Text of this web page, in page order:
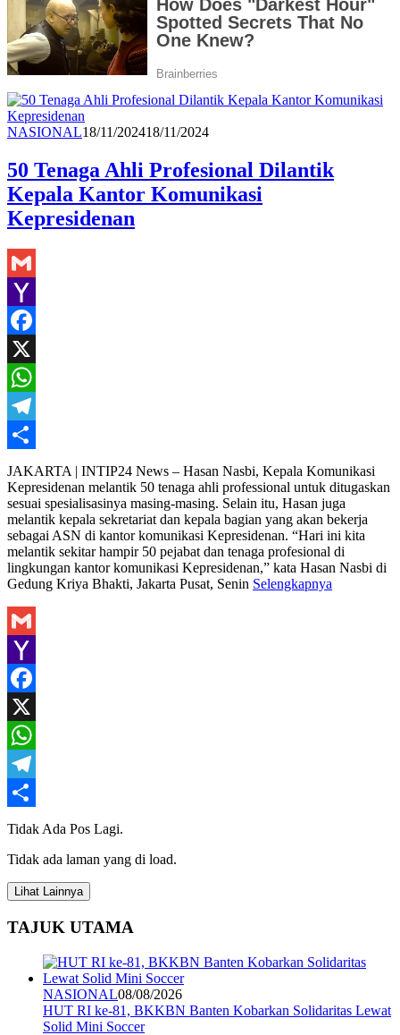
NASIONALRedaksi
18/11/202418/11/2024
50 Tenaga Ahli Profesional Dilantik
Kepala Kantor Komunikasi
Kepresidenan
Gmail
Yahoo
Mail
Facebook
X
WhatsApp
Telegram
Share
JAKARTA | INTIP24 News – Hasan Nasbi, Kepala Komunikasi
Kepresidenan melantik 50 tenaga ahli professional untuk ditugaskan
sesuai spesialisasinya masing-masing. Selain itu, Hasan juga
melantik kepala sekretariat dan kepala bagian yang akan bekerja
sebagai ASN di kantor komunikasi Kepresidenan. “Hari ini kita
melantik sekitar hampir 50 pejabat dan tenaga profesional di
lingkungan kantor komunikasi Kepresidenan,” kata Hasan Nasbi di
Gedung Kriya Bhakti, Jakarta Pusat, Senin Selengkapnya
Gmail
Yahoo
Mail
Facebook
X
WhatsApp
Telegram
Share
Tidak Ada Pos Lagi.
Tidak ada laman yang di load.
Lihat Lainnya
TAJUK UTAMA
NASIONAL08/08/2026
HUT RI ke-81, BKKBN Banten Kobarkan Solidaritas Lewat
Solid Mini Soccer